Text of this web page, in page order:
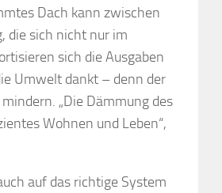
Dach kann zwischen
die sich nicht nur im
sich die Ausgaben
Umwelt dankt – denn der
„Die Dämmung des
Wohnen und Leben“,
auf das richtige System